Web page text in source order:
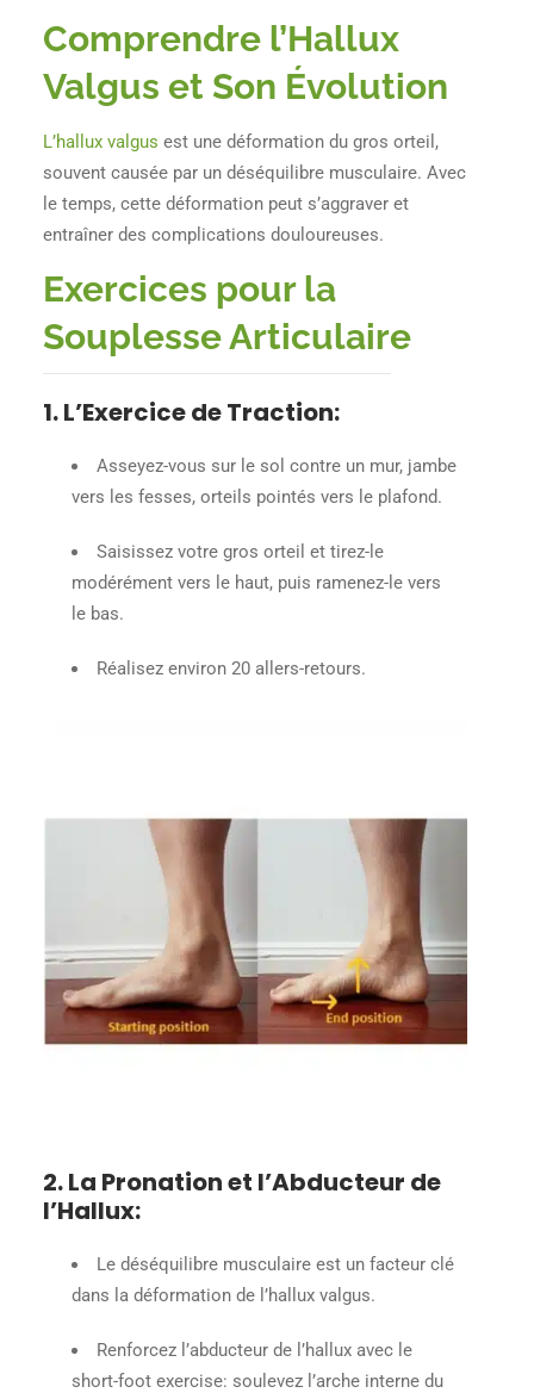
Comprendre l’Hallux
Valgus et Son Évolution
L’hallux valgus est une déformation du gros orteil,
souvent causée par un déséquilibre musculaire. Avec
le temps, cette déformation peut s’aggraver et
entraîner des complications douloureuses.
Exercices pour la
Souplesse Articulaire
1. L’Exercice de Traction:
Asseyez-vous sur le sol contre un mur, jambe
vers les fesses, orteils pointés vers le plafond.
Saisissez votre gros orteil et tirez-le
modérément vers le haut, puis ramenez-le vers
le bas.
Réalisez environ 20 allers-retours.
2. La Pronation et l’Abducteur de
l’Hallux:
Le déséquilibre musculaire est un facteur clé
dans la déformation de l’hallux valgus.
Renforcez l’abducteur de l’hallux avec le
short-foot exercise: soulevez l’arche interne du